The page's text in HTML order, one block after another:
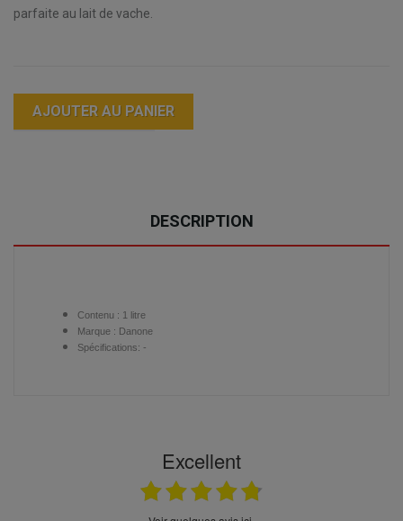
parfaite au lait de vache.
AJOUTER AU PANIER
DESCRIPTION
Contenu : 1 litre
Marque : Danone
Spécifications: -
Excellent